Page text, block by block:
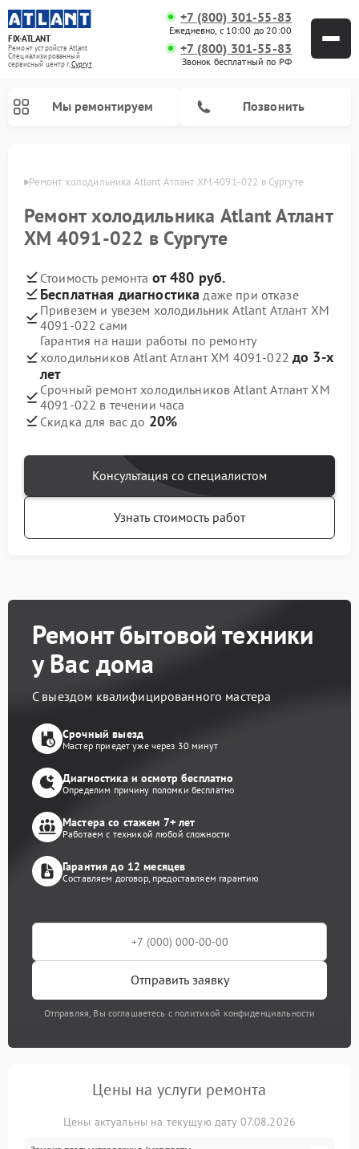
FIX-ATLANT
Ремонт устройств Atlant
Специализированный
cервисный центр г.Сургут
+7 (800) 301-55-83
Ежедневно, с 10:00 до 20:00
+7 (800) 301-55-83
Звонок бесплатный по РФ
Мы ремонтируем Позвонить
Ремонт холодильника Atlant Атлант ХМ 4091-022 в Сургуте
Ремонт холодильника Atlant Атлант
ХМ 4091-022 в Сургуте
Стоимость ремонта от 480 руб.
Бесплатная диагностика даже при отказе
Привезем и увезем холодильник Atlant Атлант ХМ
4091-022 сами
Гарантия на наши работы по ремонту
холодильников Atlant Атлант ХМ 4091-022 до 3-х
лет
Срочный ремонт холодильников Atlant Атлант ХМ
4091-022 в течении часа
Скидка для вас до 20%
Консультация со специалистом
Узнать стоимость работ
Ремонт бытовой техники
у Вас дома
С выездом квалифицированного мастера
Срочный выезд
Мастер приедет уже через 30 минут
Диагностика и осмотр бесплатно
Определим причину поломки бесплатно
Мастера со стажем 7+ лет
Работаем с техникой любой сложности
Гарантия до 12 месяцев
Составляем договор, предоставляем гарантию
Отправить заявку
Отправляя, Вы соглашаетесь с политикой конфиденциальности
Цены на услуги ремонта
Цены актуальны на текущую дату 07.08.2026